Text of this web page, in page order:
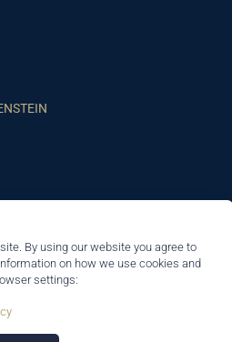
By using our website you agree to
on how we use cookies and
settings:
| All rights reserved